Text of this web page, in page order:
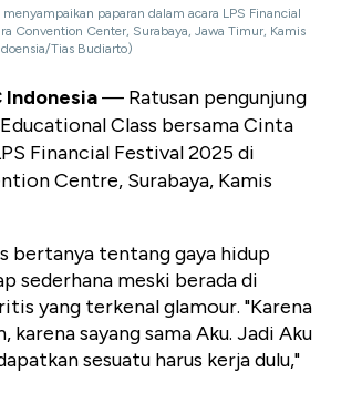
paparan dalam acara LPS Financial
Convention Center, Surabaya, Jawa Timur, Kamis
Tias Budiarto)
Indonesia— Ratusan pengunjung
Class bersama Cinta
Financial Festival 2025 di
Centre, Surabaya, Kamis
bertanya tentang gaya hidup
sederhana meski berada di
yang terkenal glamour. "Karena
karena sayang sama Aku. Jadi Aku
sesuatu harus kerja dulu,"